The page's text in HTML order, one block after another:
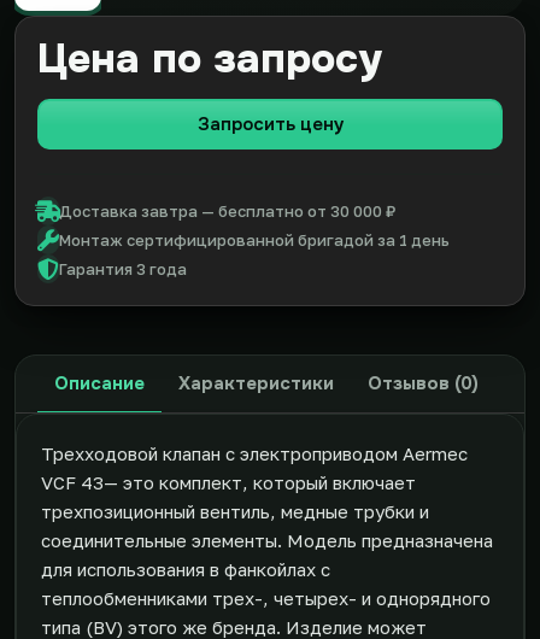
Цена по запросу
Запросить цену
Доставка завтра — бесплатно от 30 000 ₽
Монтаж сертифицированной бригадой за 1 день
Гарантия 3 года
Описание Характеристики Отзывов (0)
Трехходовой клапан с электроприводом Aermec
VCF 43— это комплект, который включает
трехпозиционный вентиль, медные трубки и
соединительные элементы. Модель предназначена
для использования в фанкойлах с
теплообменниками трех-, четырех- и однорядного
типа (BV) этого же бренда. Изделие может